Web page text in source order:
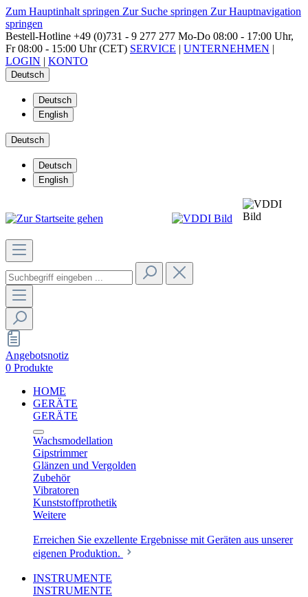
Zum Hauptinhalt springen Zur Suche springen Zur Hauptnavigation
springen
Bestell-Hotline +49 (0)731 - 9 277 277 Mo-Do 08:00 - 17:00 Uhr,
Fr 08:00 - 15:00 Uhr (CET) SERVICE | UNTERNEHMEN |
LOGIN | KONTO
Deutsch
Deutsch
English
Deutsch
Deutsch
English
Angebotsnotiz
0 Produkte
HOME
GERÄTE
GERÄTE
Wachsmodellation
Gipstrimmer
Glänzen und Vergolden
Zubehör
Vibratoren
Kunststoffprothetik
Weitere
Erreichen Sie exzellente Ergebnisse mit Geräten aus unserer
eigenen Produktion.
INSTRUMENTE
INSTRUMENTE